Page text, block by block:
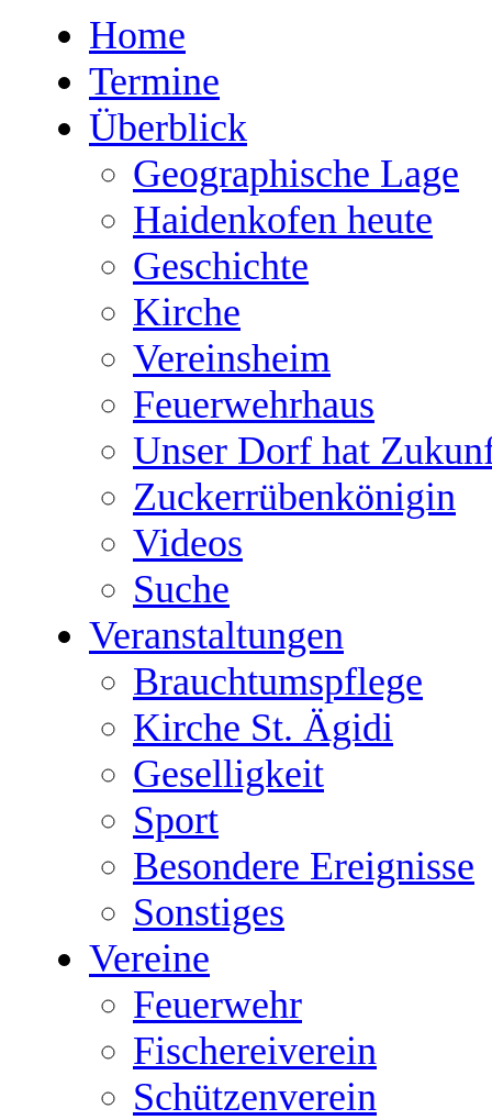
Home
Termine
Überblick
Geographische Lage
Haidenkofen heute
Geschichte
Kirche
Vereinsheim
Feuerwehrhaus
Unser Dorf hat
Zuckerrübenkönigin
Videos
Suche
Veranstaltungen
Brauchtumspflege
Kirche St. Ägidi
Geselligkeit
Sport
Besondere Ereignisse
Sonstiges
Vereine
Feuerwehr
Fischereiverein
Schützenverein